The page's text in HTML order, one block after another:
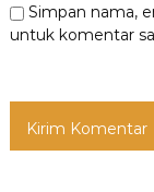
Simpan nama,
untuk komentar